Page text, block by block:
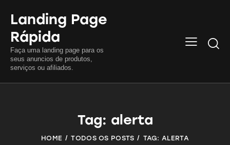
Landing Page
Rápida
Faça uma landing page para os
seus anuncios de produtos,
serviços ou afiliados.
Tag: alerta
HOME TODOS OS POSTS TAG: ALERTA